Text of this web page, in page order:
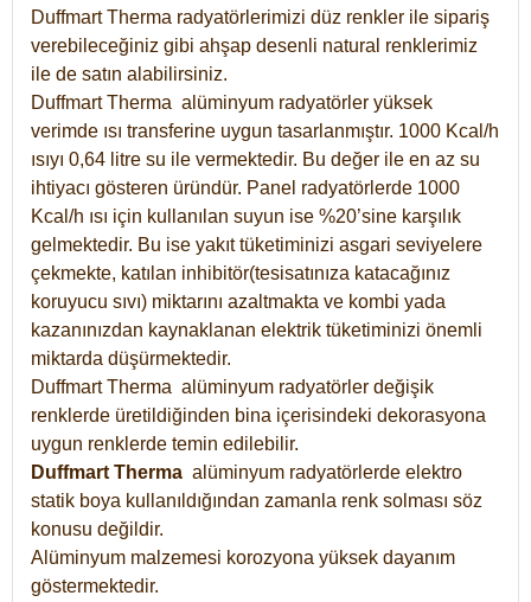
Duffmart Therma radyatörlerimizi düz renkler ile sipariş
verebileceğiniz gibi ahşap desenli natural renklerimiz
ile de satın alabilirsiniz.
Duffmart Therma alüminyum radyatörler yüksek
verimde ısı transferine uygun tasarlanmıştır. 1000 Kcal/h
ısıyı 0,64 litre su ile vermektedir. Bu değer ile en az su
ihtiyacı gösteren üründür. Panel radyatörlerde 1000
Kcal/h ısı için kullanılan suyun ise %20’sine karşılık
gelmektedir. Bu ise yakıt tüketiminizi asgari seviyelere
çekmekte, katılan inhibitör(tesisatınıza katacağınız
koruyucu sıvı) miktarını azaltmakta ve kombi yada
kazanınızdan kaynaklanan elektrik tüketiminizi önemli
miktarda düşürmektedir.
Duffmart Therma alüminyum radyatörler değişik
renklerde üretildiğinden bina içerisindeki dekorasyona
uygun renklerde temin edilebilir.
Duffmart Therma alüminyum radyatörlerde elektro
statik boya kullanıldığından zamanla renk solması söz
konusu değildir.
Alüminyum malzemesi korozyona yüksek dayanım
göstermektedir.